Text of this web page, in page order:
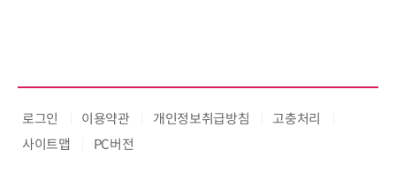
로그인 이용약관 개인정보취급방침
고충처리
사이트맵
PC버전